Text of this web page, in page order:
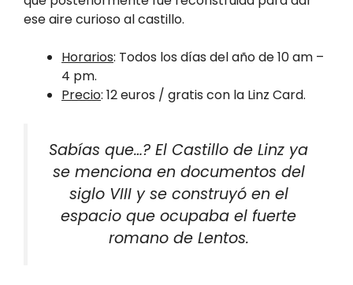
ese aire curioso al castillo.
Horarios: Todos los días del año de 10 am –
4 pm.
Precio: 12 euros / gratis con la Linz Card.
Sabías que…? El Castillo de Linz ya
se menciona en documentos del
siglo VIII y se construyó en el
espacio que ocupaba el fuerte
romano de Lentos.